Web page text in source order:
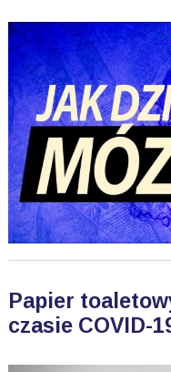
Papier
czasie COVID-